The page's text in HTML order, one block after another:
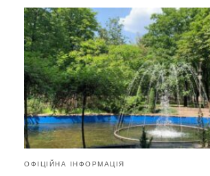
ОФІЦІЙНА ІНФОРМАЦІЯ